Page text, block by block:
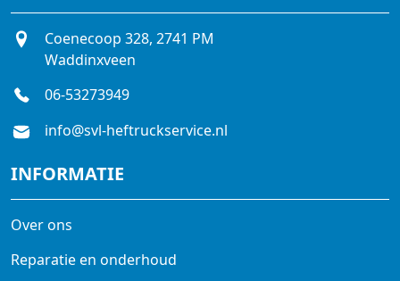
Coenecoop 328, 2741 PM
Waddinxveen
06-53273949
info@svl-heftruckservice.nl
INFORMATIE
Over ons
Reparatie en onderhoud